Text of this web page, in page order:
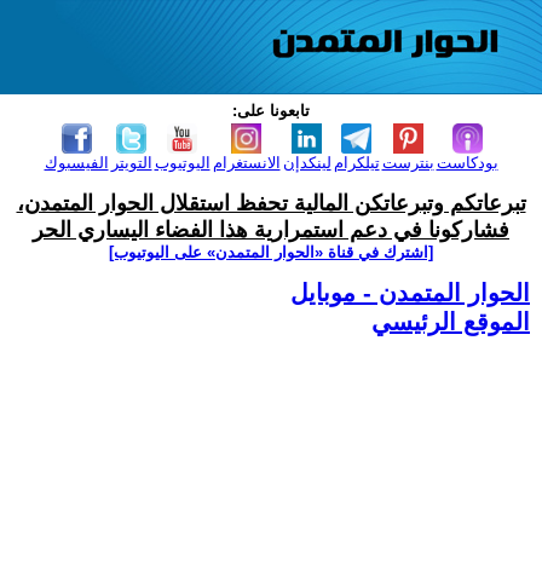
تابعونا على:
الفيسبوك التويتر اليوتيوب الانستغرام لينكدإن تيلكرامبنترست بودكاست
تبرعاتكم وتبرعاتكن المالية تحفظ استقلال الحوار المتمدن،
فشاركونا في دعم استمرارية هذا الفضاء اليساري الحر
[اشترك في قناة ‫«الحوار المتمدن» على اليوتيوب]
الحوار المتمدن - موبايل
الموقع الرئيسي